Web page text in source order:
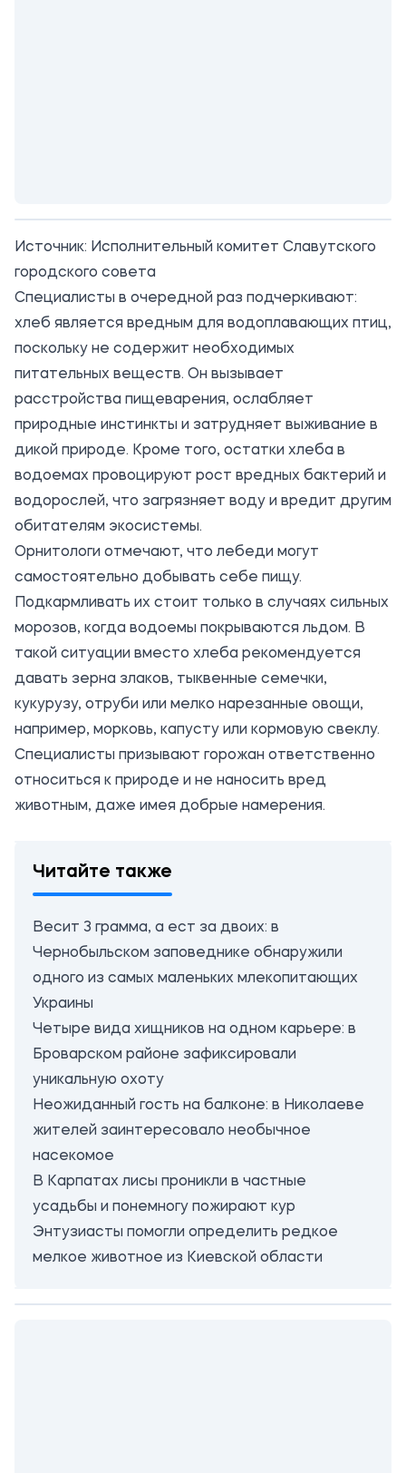
Источник: Исполнительный комитет Славутского
городского совета
Специалисты в очередной раз подчеркивают:
хлеб является вредным для водоплавающих птиц,
поскольку не содержит необходимых
питательных веществ. Он вызывает
расстройства пищеварения, ослабляет
природные инстинкты и затрудняет выживание в
дикой природе. Кроме того, остатки хлеба в
водоемах провоцируют рост вредных бактерий и
водорослей, что загрязняет воду и вредит другим
обитателям экосистемы.
Орнитологи отмечают, что лебеди могут
самостоятельно добывать себе пищу.
Подкармливать их стоит только в случаях сильных
морозов, когда водоемы покрываются льдом. В
такой ситуации вместо хлеба рекомендуется
давать зерна злаков, тыквенные семечки,
кукурузу, отруби или мелко нарезанные овощи,
например, морковь, капусту или кормовую свеклу.
Специалисты призывают горожан ответственно
относиться к природе и не наносить вред
животным, даже имея добрые намерения.
Читайте также
Весит 3 грамма, а ест за двоих: в
Чернобыльском заповеднике обнаружили
одного из самых маленьких млекопитающих
Украины
Четыре вида хищников на одном карьере: в
Броварском районе зафиксировали
уникальную охоту
Неожиданный гость на балконе: в Николаеве
жителей заинтересовало необычное
насекомое
В Карпатах лисы проникли в частные
усадьбы и понемногу пожирают кур
Энтузиасты помогли определить редкое
мелкое животное из Киевской области